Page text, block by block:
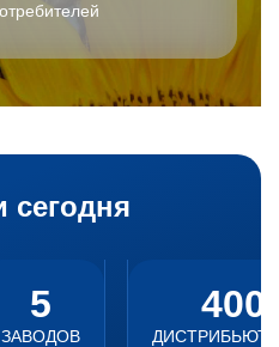
сегодня
5
ЗАВОДОВ
400